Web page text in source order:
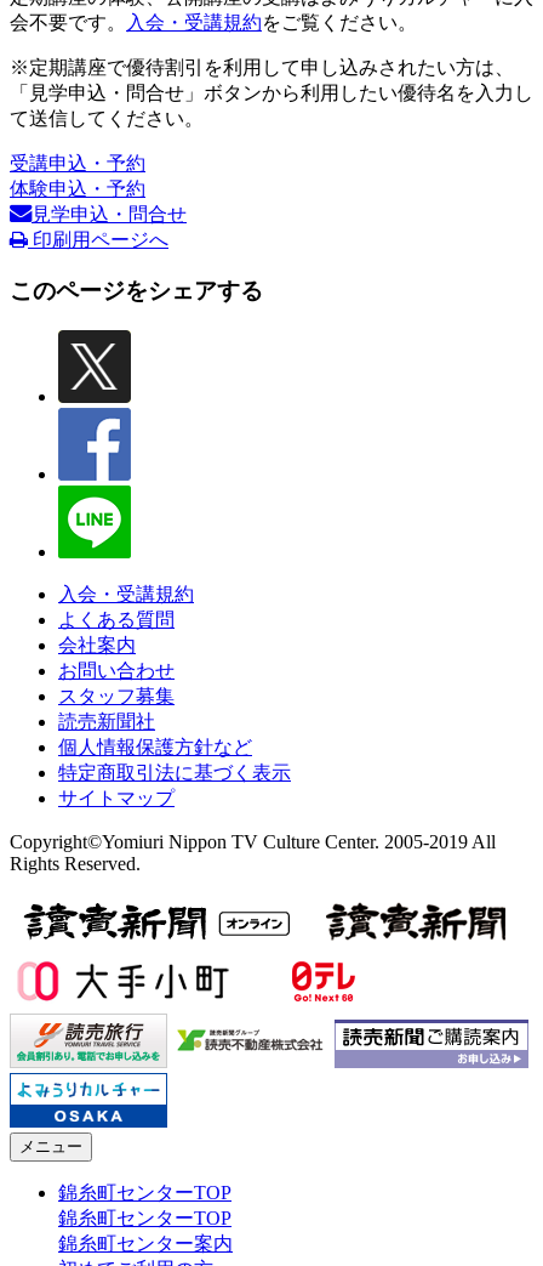
会不要です。
入会・受講規約をご覧ください。
※定期講座で優待割引を利用して申し込みされたい方は、
「見学申込・問合せ」ボタンから利用したい優待名を入力し
て送信してください。
受講申込・予約
体験申込・予約
見学申込・問合せ
印刷用ページへ
このページをシェアする
入会・受講規約
よくある質問
会社案内
お問い合わせ
スタッフ募集
読売新聞社
個人情報保護方針など
特定商取引法に基づく表示
サイトマップ
Copyright©Yomiuri Nippon TV Culture Center. 2005-2019 All
Rights Reserved.
メニュー
錦糸町センターTOP
錦糸町センターTOP
錦糸町センター案内